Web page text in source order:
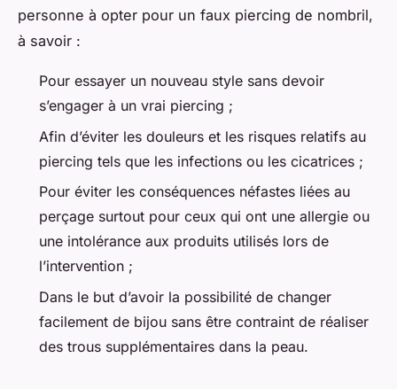
personne à opter pour un faux piercing de nombril,
à savoir :
Pour essayer un nouveau style sans devoir
s’engager à un vrai piercing ;
Afin d’éviter les douleurs et les risques relatifs au
piercing tels que les infections ou les cicatrices ;
Pour éviter les conséquences néfastes liées au
perçage surtout pour ceux qui ont une allergie ou
une intolérance aux produits utilisés lors de
l’intervention ;
Dans le but d’avoir la possibilité de changer
facilement de bijou sans être contraint de réaliser
des trous supplémentaires dans la peau.